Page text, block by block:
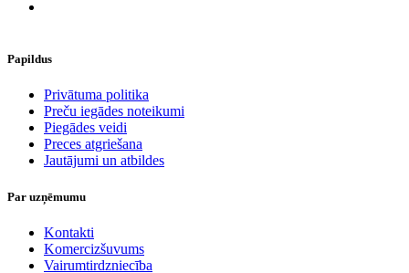
Papildus
​Privātuma politika
Preču iegādes noteikumi
Piegādes veidi
Preces atgriešana
Jautājumi un atbildes
Par uzņēmumu
Kontakti
Komercizšuvums
Vairumtirdzniecība